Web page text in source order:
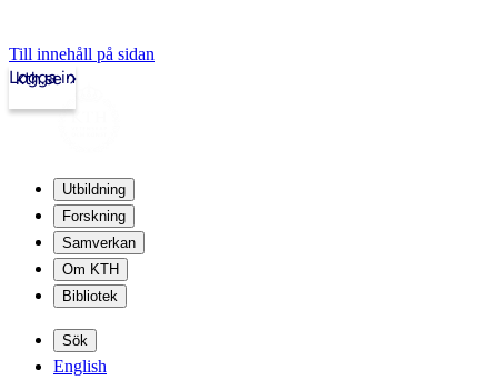
Till innehåll på sidan
kth.se
Logga in
Utbildning
Forskning
Samverkan
Om KTH
Bibliotek
Sök
English